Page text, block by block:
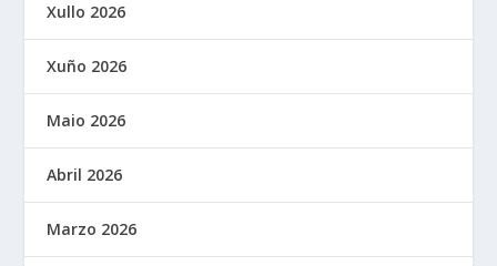
Xullo 2026
Xuño 2026
Maio 2026
Abril 2026
Marzo 2026